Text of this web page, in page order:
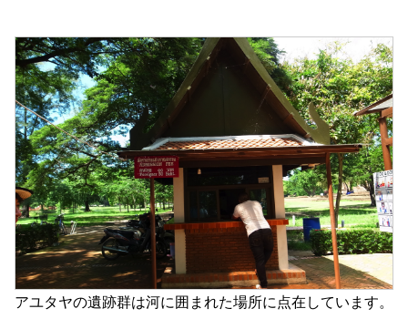
アユタヤの遺跡群は河に囲まれた場所に点在しています。